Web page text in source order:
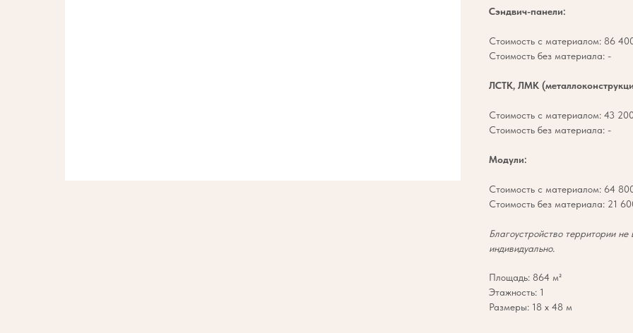
Сэндвич-панели:
Стоимость с материалом: 86
Стоимость без материала: -
ЛСТК, ЛМК
Стоимость с материалом: 43
Стоимость без материала: -
Модули:
Стоимость с материалом: 64
Стоимость без материала: 21
Благоустройство территории
индивидуально.
Площадь: 864 м²
Этажность: 1
Размеры: 18 х 48 м